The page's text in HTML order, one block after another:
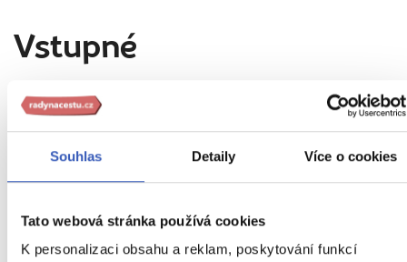
Souhlas Detaily Více o cookies
Tato webová stránka používá cookies
K personalizaci obsahu a reklam, poskytování funkcí
Vstupné
Tyto vstupenky do vybraných památek a případné
fakultativní výlety si můžete před zájezdem u nás
S možností prohlídky je počítáno v programu zájezdu. Klienti,
kteří se prohlídky nezúčastní, mohou tento čas využít např.
Disneyland Park + Walt Disney Studios
dítě 3 300 Kč